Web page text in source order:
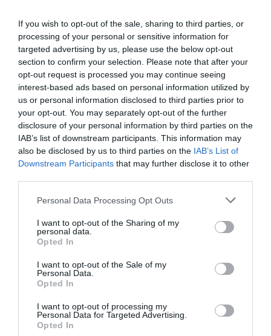
If you wish to opt-out of the sale, sharing to third parties, or
processing of your personal or sensitive information for
targeted advertising by us, please use the below opt-out
section to confirm your selection. Please note that after your
opt-out request is processed you may continue seeing
interest-based ads based on personal information utilized by
us or personal information disclosed to third parties prior to
your opt-out. You may separately opt-out of the further
disclosure of your personal information by third parties on the
IAB’s list of downstream participants. This information may
also be disclosed by us to third parties on the IAB’s List of
Downstream Participants that may further disclose it to other
Please note that this website/app uses one or more Google
not limited to your visit or usage behaviour. You may click to
grant or deny consent to Google and its third-party tags to
use your data for below specified purposes in below Google
consent section.
Personal Data Processing Opt Outs
I want to opt-out of the Sharing of my
personal data.
Opted In
I want to opt-out of the Sale of my
Personal Data.
Opted In
I want to opt-out of processing my
Personal Data for Targeted Advertising.
Opted In
Idén jön az új Land Rover Defender
Három év múlva jöhet az új Defender